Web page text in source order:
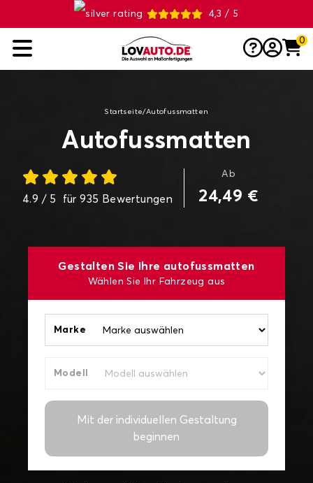
4,3 / 5
0
Startseite/Autofussmatten
Autofussmatten
4.9 / 5 für 935 Bewertungen
Ab
24,49 €
Gestalten Sie Ihre autofussmatten
Wählen Sie Ihr Fahrzeug aus
Marke
Modell
Mit der individuellen Gestaltung
beginnen